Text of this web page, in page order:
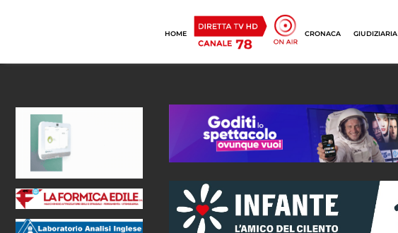
HOME CRONACA GIUDIZIARIA